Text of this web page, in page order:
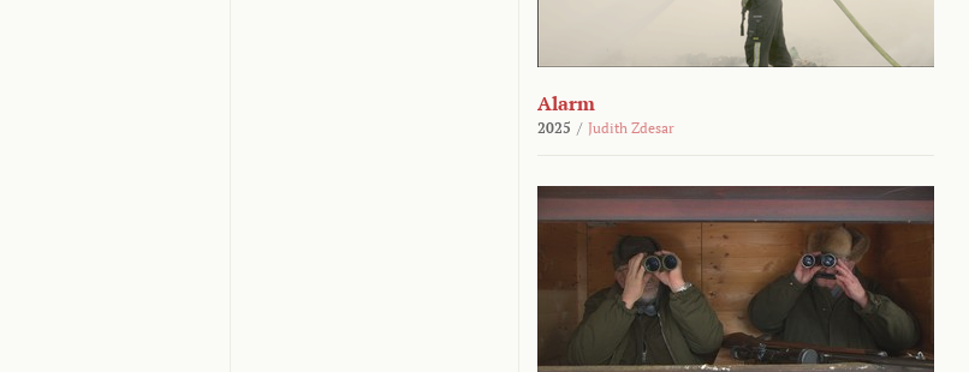
Alarm
2025 / Judith Zdesar